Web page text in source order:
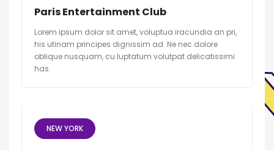
Paris Entertainment Club
Lorem ipsum dolor sit amet, voluptua iracundia an pri,
his utinam principes dignissim ad. Ne nec dolore
oblique nusquam, cu luptatum volutpat delicatissimi
has.
NEW YORK